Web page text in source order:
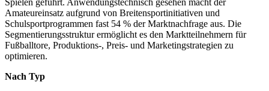
Spielen geführt. Anwendungstechnisch gesehen macht der
Amateureinsatz aufgrund von Breitensportinitiativen und
Schulsportprogrammen fast 54 % der Marktnachfrage aus. Die
Segmentierungsstruktur ermöglicht es den Marktteilnehmern für
Fußballtore, Produktions-, Preis- und Marketingstrategien zu
optimieren.
Nach Typ